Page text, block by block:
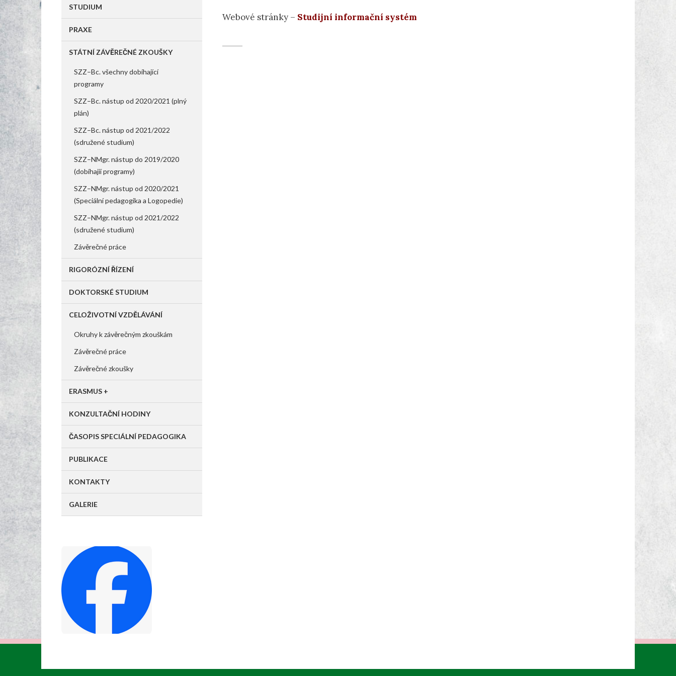
Webové stránky – Studijní informační systém
STUDIUM
PRAXE
STÁTNÍ ZÁVĚREČNÉ ZKOUŠKY
SZZ–Bc. všechny dobíhající
programy
SZZ–Bc. nástup od 2020/2021 (plný
plán)
SZZ–Bc. nástup od 2021/2022
(sdružené studium)
SZZ–NMgr. nástup do 2019/2020
(dobíhajíí programy)
SZZ–NMgr. nástup od 2020/2021
(Speciální pedagogika a Logopedie)
SZZ–NMgr. nástup od 2021/2022
(sdružené studium)
Závěrečné práce
RIGORÓZNÍ ŘÍZENÍ
DOKTORSKÉ STUDIUM
CELOŽIVOTNÍ VZDĚLÁVÁNÍ
Okruhy k závěrečným zkouškám
Závěrečné práce
Závěrečné zkoušky
ERASMUS +
KONZULTAČNÍ HODINY
ČASOPIS SPECIÁLNÍ PEDAGOGIKA
PUBLIKACE
KONTAKTY
GALERIE